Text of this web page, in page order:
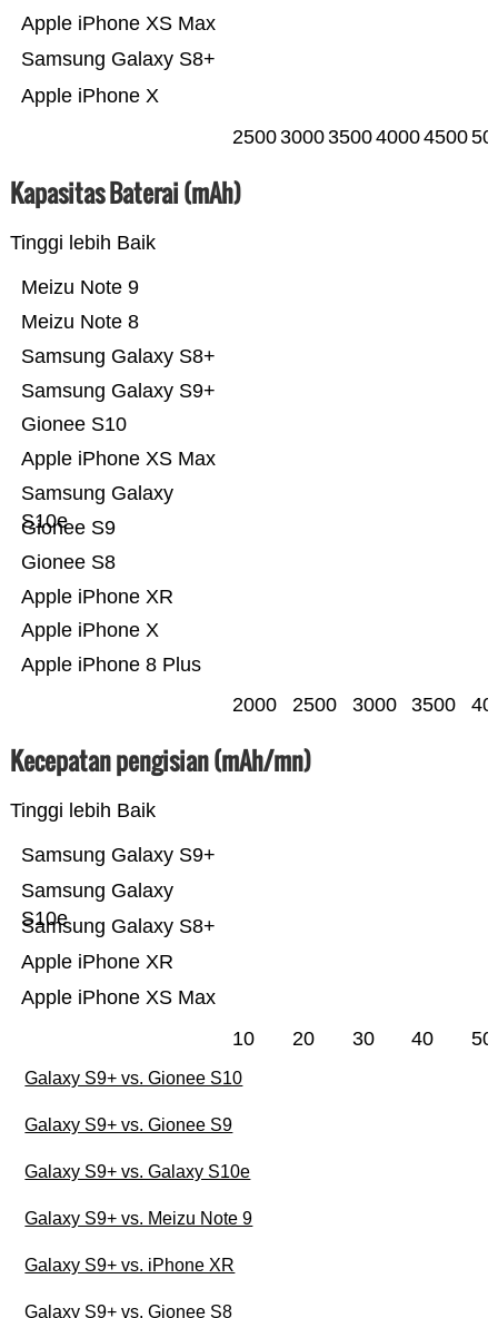
Apple iPhone X
Samsung Galaxy S8+
Apple iPhone XS Max
25003000350040004500
Kapasitas Baterai (mAh)
Tinggi lebih Baik
Apple iPhone 8 Plus
Apple iPhone X
Apple iPhone XR
Gionee S8
Gionee S9
Samsung Galaxy
S10e
Apple iPhone XS Max
Gionee S10
Samsung Galaxy S9+
Samsung Galaxy S8+
Meizu Note 8
Meizu Note 9
2000 2500 3000 3500
Kecepatan pengisian (mAh/mn)
Tinggi lebih Baik
Apple iPhone XS Max
Apple iPhone XR
Samsung Galaxy S8+
Samsung Galaxy
S10e
Samsung Galaxy S9+
10 20 30 40 50
Galaxy S9+ vs. Gionee S10
Galaxy S9+ vs. Gionee S9
Galaxy S9+ vs. Galaxy S10e
Galaxy S9+ vs. Meizu Note 9
Galaxy S9+ vs. iPhone XR
Galaxy S9+ vs. Gionee S8